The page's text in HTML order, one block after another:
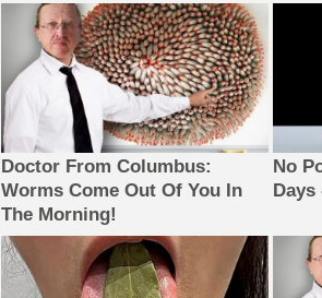
Doctor From Columbus:
Worms Come Out Of You In
The Morning!
No